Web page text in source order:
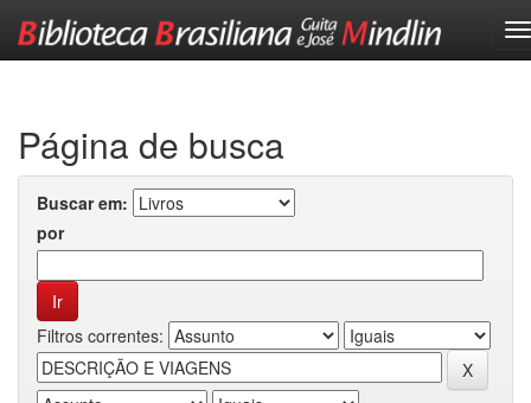
Página de busca
Buscar em:
por
Filtros correntes: